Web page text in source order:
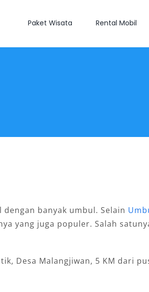
Paket Wisata Rental Mobil
banyak umbul. Selain
yang juga populer. Salah
Desa Malangjiwan, 5 KM dari